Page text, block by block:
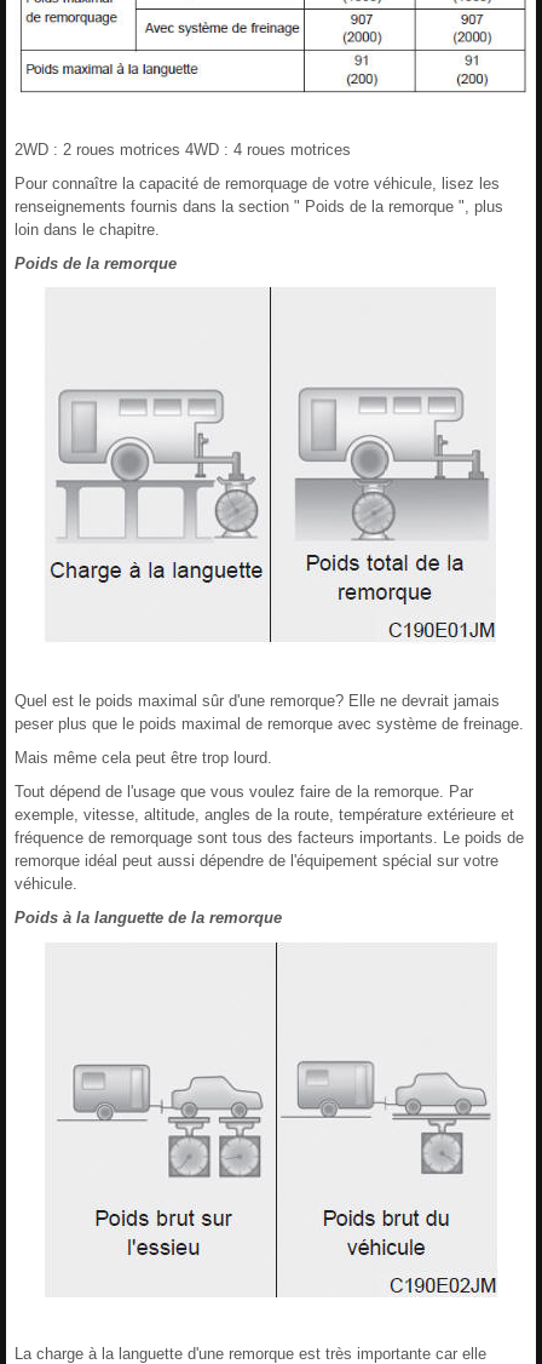
2WD : 2 roues motrices 4WD : 4 roues motrices
Pour connaître la capacité de remorquage de votre véhicule, lisez les
renseignements fournis dans la section " Poids de la remorque ", plus
loin dans le chapitre.
Poids de la remorque
Quel est le poids maximal sûr d'une remorque? Elle ne devrait jamais
peser plus que le poids maximal de remorque avec système de freinage.
Mais même cela peut être trop lourd.
Tout dépend de l'usage que vous voulez faire de la remorque. Par
exemple, vitesse, altitude, angles de la route, température extérieure et
fréquence de remorquage sont tous des facteurs importants. Le poids de
remorque idéal peut aussi dépendre de l'équipement spécial sur votre
véhicule.
Poids à la languette de la remorque
La charge à la languette d'une remorque est très importante car elle